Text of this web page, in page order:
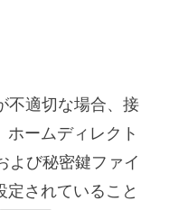
不適切な場合、接
ームディレクト
よび秘密鍵ファイ
定されていること